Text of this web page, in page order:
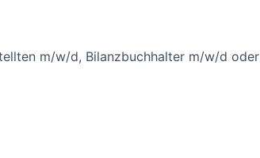
m/w/d, Bilanzbuchhalter m/w/d oder